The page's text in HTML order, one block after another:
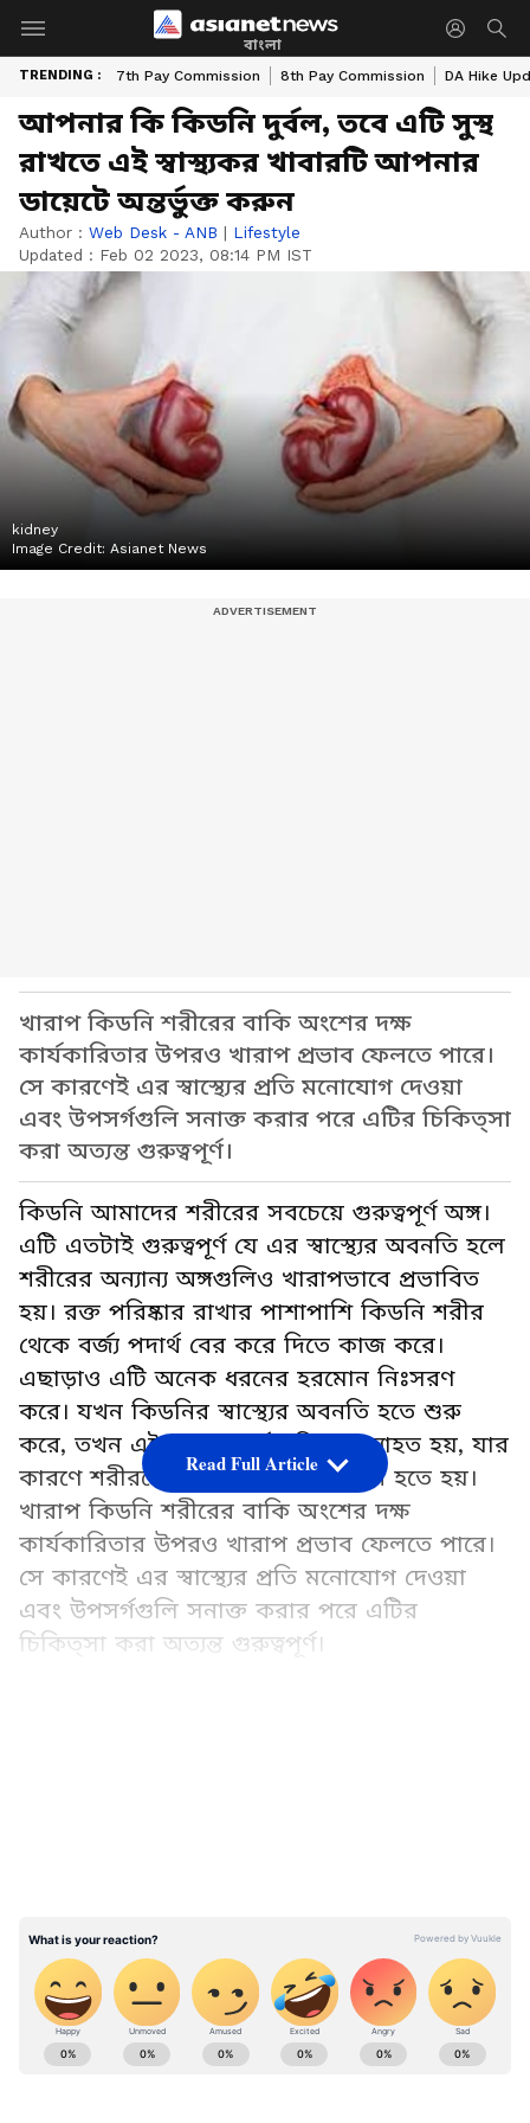
বাংলা
TRENDING : 7th Pay Commission 8th Pay Commission DA Hike
আপনার কি কিডনি দুর্বল, তবে এটি সুস্থ
রাখতে এই স্বাস্থ্যকর খাবারটি আপনার
ডায়েটে অন্তর্ভুক্ত করুন
Author : Web Desk - ANB | Lifestyle
Updated : Feb 02 2023, 08:14 PM IST
kidney
Image Credit: Asianet News
খারাপ কিডনি শরীরের বাকি অংশের দক্ষ
কার্যকারিতার উপরও খারাপ প্রভাব ফেলতে পারে।
সে কারণেই এর স্বাস্থ্যের প্রতি মনোযোগ দেওয়া
এবং উপসর্গগুলি সনাক্ত করার পরে এটির চিকিত্সা
করা অত্যন্ত গুরুত্বপূর্ণ।
কিডনি আমাদের শরীরের সবচেয়ে গুরুত্বপূর্ণ অঙ্গ।
এটি এতটাই গুরুত্বপূর্ণ যে এর স্বাস্থ্যের অবনতি হলে
শরীরের অন্যান্য অঙ্গগুলিও খারাপভাবে প্রভাবিত
হয়। রক্ত পরিষ্কার রাখার পাশাপাশি কিডনি শরীর
থেকে বর্জ্য পদার্থ বের করে দিতে কাজ করে।
এছাড়াও এটি অনেক ধরনের হরমোন নিঃসরণ
করে। যখন কিডনির স্বাস্থ্যের অবনতি হতে শুরু
করে, তখন এই সমস্ত কার্যকারিতাও ব্যাহত হয়, যার
কারণে শরীরকে নানা সমস্যার সম্মুখীন হতে হয়।
খারাপ কিডনি শরীরের বাকি অংশের দক্ষ
কার্যকারিতার উপরও খারাপ প্রভাব ফেলতে পারে।
সে কারণেই এর স্বাস্থ্যের প্রতি মনোযোগ দেওয়া
এবং উপসর্গগুলি সনাক্ত করার পরে এটির
চিকিত্সা করা অত্যন্ত গুরুত্বপূর্ণ।
নির্দেশ করে যে, আপনার কিডনি দুর্বল। যদিও ভয়
পাওয়ার দরকার নেই। আপনার কিডনির স্বাস্থ্য
বজায় রাখতে এবং এটিকে শক্তিশালী রাখতে
আপনাকে আপনার খাদ্যাভ্যাস এবং জীবনযাত্রায়
কিছু পরিবর্তন করতে হবে।
Read Full Article
Health Tips (স্বাস্থ্য খবর): Read all about